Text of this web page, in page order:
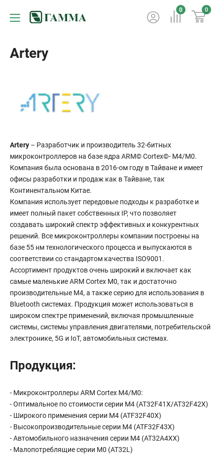
0 0
Artery
Artery – Разработчик и производитель 32-битных
микроконтроллеров на базе ядра ARM© Cortex©- M4/M0.
Компания была основана в 2016-ом году в Тайване и имеет
офисы разработки и продаж как в Тайване, так
Континентальном Китае.
Компания использует передовые подходы к разработке и
имеет полный пакет собственных IP, что позволяет
создавать широкий спектр эффективных и конкурентных
решений. Все микроконтроллеры компании построены на
базе 55 нм технологического процесса и выпускаются в
соответствии со стандартом качества ISO9001.
Ассортимент продуктов очень широкий и включает как
самые маленькие ARM Cortex M0, так и достаточно
производительные M4, а также серию для использования в
Bluetooth системах. Продукция может использоваться в
широком спектре применений, включая промышленные
системы, системы управления двигателями, потребительской
электронике, 5G и IoT, автомобильных системах.
Продукция:
- Микроконтроллеры ARM Cortex M4/M0:
- Оптимальное по стоимости серии M4 (AT32F41X/AT32F42X)
- Широкого применения серии M4 (ATF32F40X)
- Высокопроизводительные серии M4 (ATF32F43X)
- Автомобильного назначения серии M4 (AT32A4XX)
- Малопотреблящие серии M0 (AT32L)